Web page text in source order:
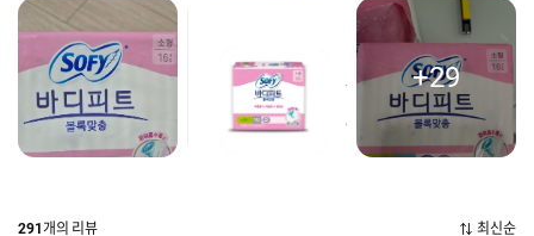
+29
291개의 리뷰 최신순